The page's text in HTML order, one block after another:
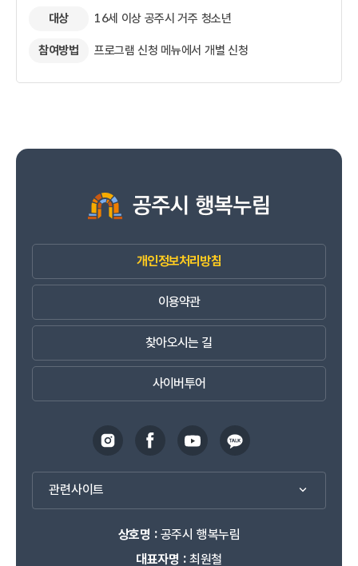
대상 16세 이상 공주시 거주 청소년
참여방법 프로그램 신청 메뉴에서 개별 신청
개인정보처리방침
이용약관
찾아오시는 길
사이버투어
관련사이트
상호명 :공주시 행복누림
대표자명 :최원철